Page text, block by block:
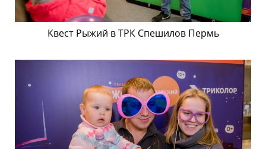
Квест Рыжий в ТРК Спешилов Пермь